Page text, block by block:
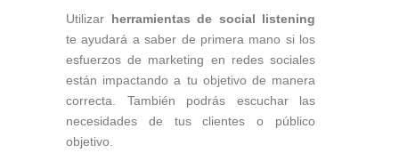
Utilizar herramientas de social listening
te ayudará a saber de primera mano si los
esfuerzos de marketing en redes sociales
están impactando a tu objetivo de manera
correcta. También podrás escuchar las
necesidades de tus clientes o público
objetivo.